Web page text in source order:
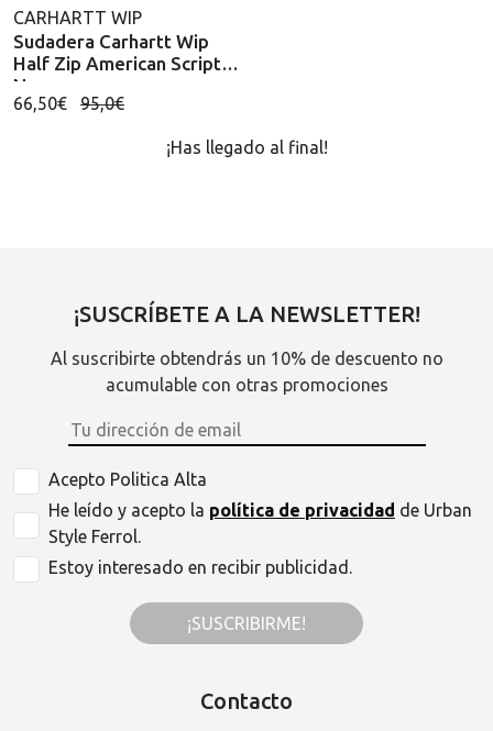
CARHARTT WIP
Sudadera Carhartt Wip
Half Zip American Script
Negro
66,50€ 95,0€
¡Has llegado al final!
¡SUSCRÍBETE A LA NEWSLETTER!
Al suscribirte obtendrás un 10% de descuento no
acumulable con otras promociones
Acepto Politica Alta
He leído y acepto la política de privacidad de Urban
Style Ferrol.
Estoy interesado en recibir publicidad.
¡SUSCRIBIRME!
Contacto